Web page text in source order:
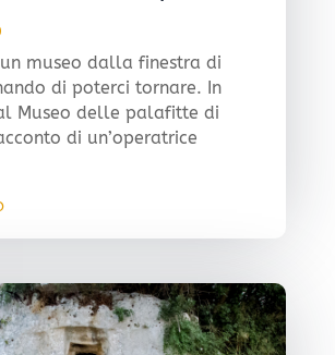
museo dalla finestra di
di poterci tornare. In
Museo delle palafitte di
di un’operatrice